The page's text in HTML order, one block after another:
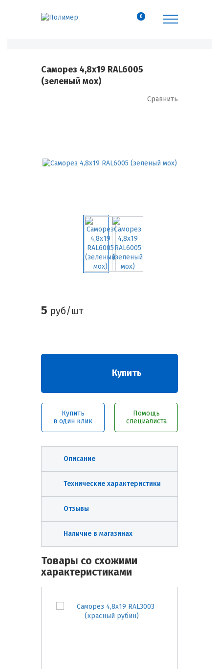
0
Саморез 4,8х19 RAL6005
(зеленый мох)
Сравнить
5 руб/шт
Купить
Купить
в один клик
Помощь
специалиста
Описание
Технические характеристики
Отзывы
Наличие в магазинах
Товары со схожими
характеристиками